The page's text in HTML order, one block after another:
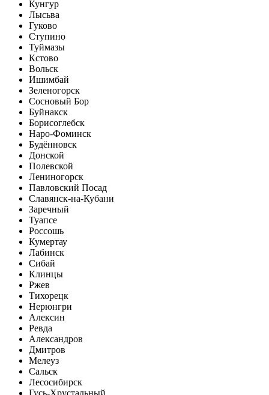
Кунгур
Лысьва
Гуково
Ступино
Туймазы
Кстово
Вольск
Ишимбай
Зеленогорск
Сосновый Бор
Буйнакск
Борисоглебск
Наро-Фоминск
Будённовск
Донской
Полевской
Лениногорск
Павловский Посад
Славянск-на-Кубани
Заречный
Туапсе
Россошь
Кумертау
Лабинск
Сибай
Клинцы
Ржев
Тихорецк
Нерюнгри
Алексин
Ревда
Александров
Дмитров
Мелеуз
Сальск
Лесосибирск